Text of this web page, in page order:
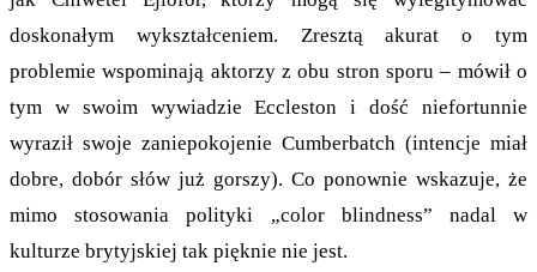
doskonałym wykształceniem. Zresztą akurat o tym
problemie wspominają aktorzy z obu stron sporu – mówił o
tym w swoim wywiadzie Eccleston i dość niefortunnie
wyraził swoje zaniepokojenie Cumberbatch (intencje miał
dobre, dobór słów już gorszy). Co ponownie wskazuje, że
mimo stosowania polityki „color blindness” nadal w
kulturze brytyjskiej tak pięknie nie jest.